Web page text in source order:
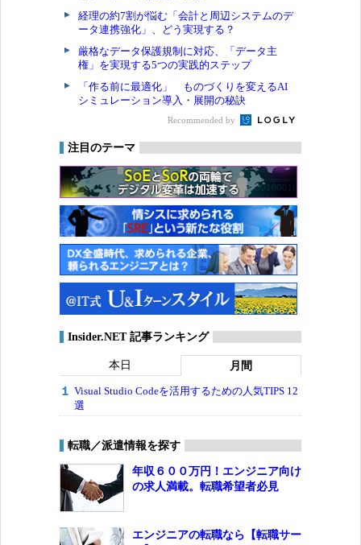
経理の約7割が悩む「会計と周辺システムのデ
ータ連携強化」、どう実現する？
厳格なデータ保護規制に対応、「データ主
権」を実現する5つの実践的ステップ
「作る前に最適化」 ものづくりを変えるAI
シミュレーション導入・展開の秘訣
Recommended by
注目のテーマ
Insider.NET 記事ランキング
本日 月間
Visual Studio Codeを活用するための人気TIPS 12
選
転職／派遣情報を探す
年収６００万円！エンジニア向け
の求人満載。転職希望者必見
エンジニアの転職なら【転職サー